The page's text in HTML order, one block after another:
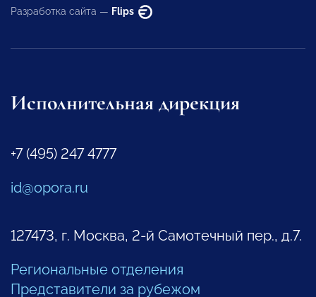
Разработка сайта — Flips
Исполнительная дирекция
+7 (495) 247 4777
id@opora.ru
127473, г. Москва, 2-й Самотечный пер., д.7.
Региональные отделения
Представители за рубежом